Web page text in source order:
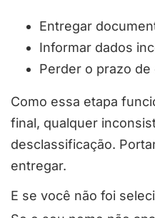
Entregar
Informar dados
Perder o prazo de
Como essa etapa
final, qualquer
desclassificação.
entregar.
E se você não foi